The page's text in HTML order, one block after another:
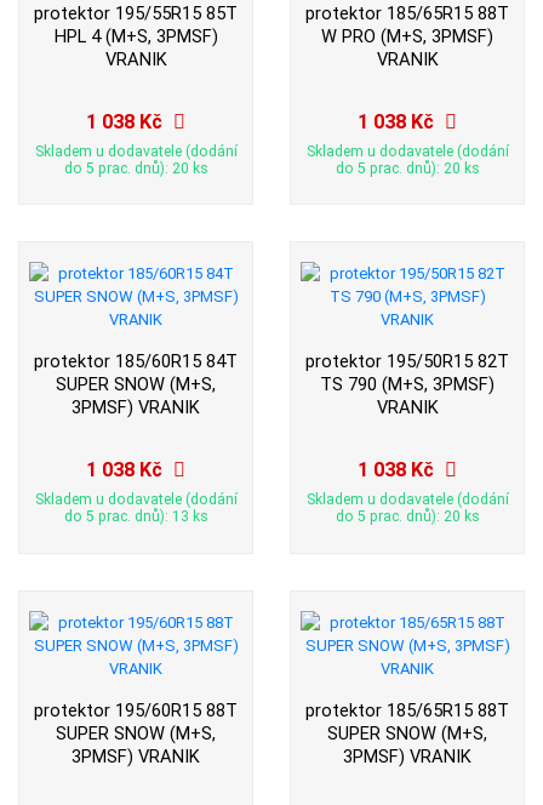
protektor 195/55R15 85T
HPL 4 (M+S, 3PMSF)
VRANIK
1 038 Kč
Skladem u dodavatele (dodání
do 5 prac. dnů): 20 ks
protektor 185/65R15 88T
W PRO (M+S, 3PMSF)
VRANIK
1 038 Kč
Skladem u dodavatele (dodání
do 5 prac. dnů): 20 ks
protektor 185/60R15 84T
SUPER SNOW (M+S,
3PMSF) VRANIK
1 038 Kč
Skladem u dodavatele (dodání
do 5 prac. dnů): 13 ks
protektor 195/50R15 82T
TS 790 (M+S, 3PMSF)
VRANIK
1 038 Kč
Skladem u dodavatele (dodání
do 5 prac. dnů): 20 ks
protektor 195/60R15 88T
SUPER SNOW (M+S,
3PMSF) VRANIK
protektor 185/65R15 88T
SUPER SNOW (M+S,
3PMSF) VRANIK